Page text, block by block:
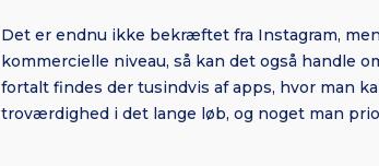
Det er endnu ikke bekræftet fra Instagram,
kommercielle niveau, så kan det også handle
fortalt findes der tusindvis af apps, hvor man
troværdighed i det lange løb, og noget man